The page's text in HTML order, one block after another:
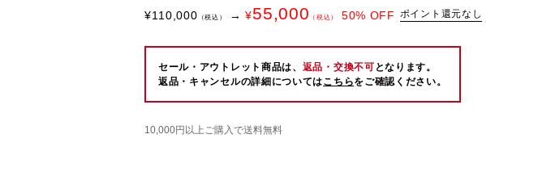
¥110,000 （税込） → ¥55,000 （税込） 50% OFF ポイント還元なし
セール・アウトレット商品は、 返品・交換不可 となります。
返品・キャンセルの詳細についてはこちらをご確認ください。
10,000円以上ご購入で送料無料